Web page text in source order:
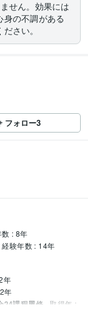
せん。効果には
の不調がある
さい。
フォロー3
: 8年
経験年数 : 14年
年
年
24課程履修
取得年 :